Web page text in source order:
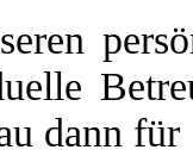
dann